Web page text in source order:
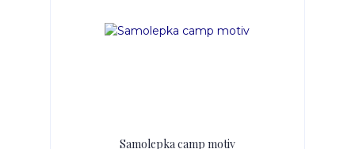
Samolepka camp motiv